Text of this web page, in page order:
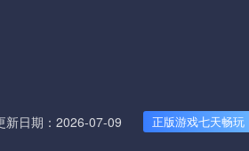
新日期：2026-07-09 正版游戏七天畅玩